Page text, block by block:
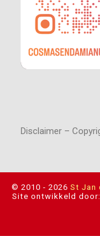
Disclaimer –
© 2010 - 2026 St Jan
Site ontwikkeld